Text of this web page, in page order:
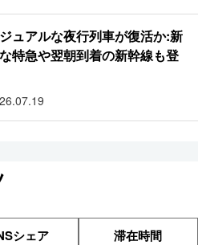
ュアルな夜行列車が復活か:新
特急や翌朝到着の新幹線も登
シェア 滞在時間